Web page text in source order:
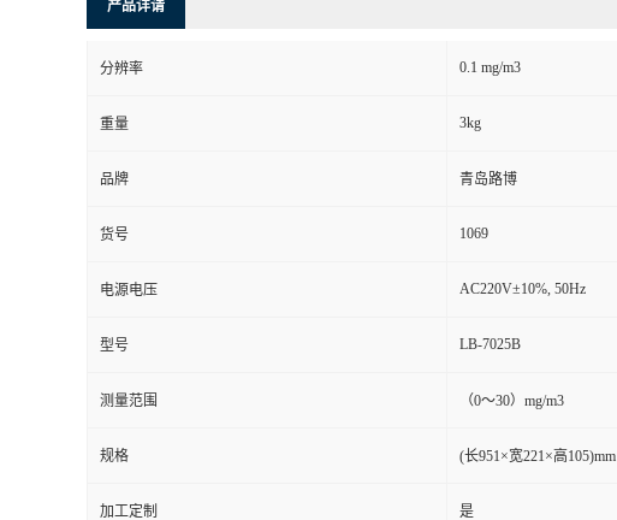
产品详请
分辨率 0.1 mg/m3
重量 3kg
品牌 青岛路博
货号 1069
电源电压 AC220V±10%, 50Hz
型号 LB-7025B
测量范围 （0～30）mg/m3
规格 (长951×宽221×高105)mm
加工定制 是